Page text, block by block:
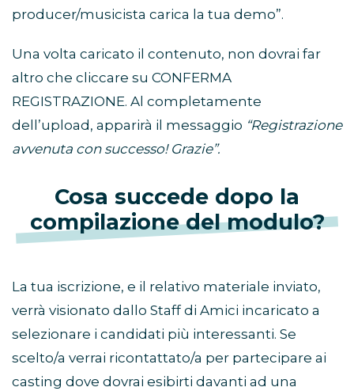
producer/musicista carica la tua demo”.
Una volta caricato il contenuto, non dovrai far
altro che cliccare su CONFERMA
REGISTRAZIONE. Al completamente
dell’upload, apparirà il messaggio “Registrazione
avvenuta con successo! Grazie”.
Cosa succede dopo la
compilazione del modulo?
La tua iscrizione, e il relativo materiale inviato,
verrà visionato dallo Staff di Amici incaricato a
selezionare i candidati più interessanti. Se
scelto/a verrai ricontattato/a per partecipare ai
casting dove dovrai esibirti davanti ad una